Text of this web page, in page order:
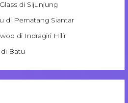
di Sijunjung
di Pematang Siantar
di Indragiri Hilir
Batu